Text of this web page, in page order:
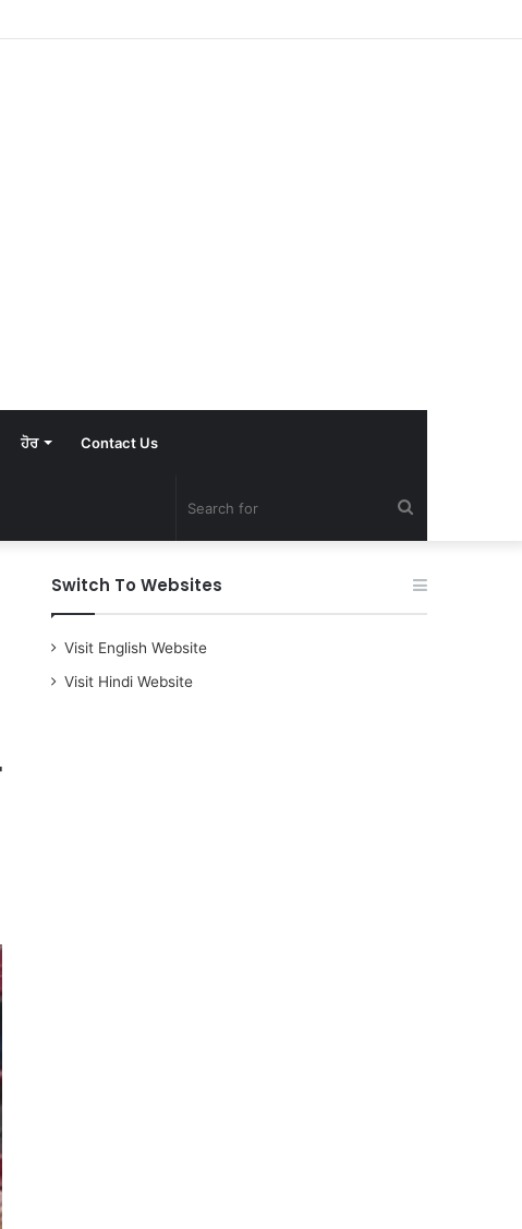
ਹੋਰ Contact Us
Switch To Websites
Visit English Website
Visit Hindi Website